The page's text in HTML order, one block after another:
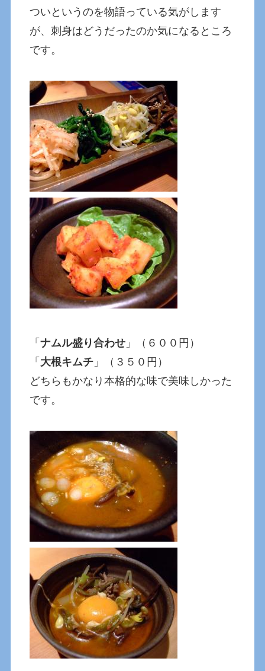
ついというのを物語っている気がします
が、刺身はどうだったのか気になるところ
です。
「ナムル盛り合わせ 」（６００円）
「 大根キムチ 」（３５０円）
どちらもかなり本格的な味で美味しかった
です。